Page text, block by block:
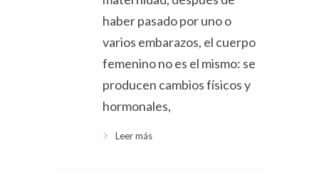
haber pasado por uno o
varios embarazos, el cuerpo
femenino no es el mismo: se
producen cambios físicos y
hormonales,
Leer más